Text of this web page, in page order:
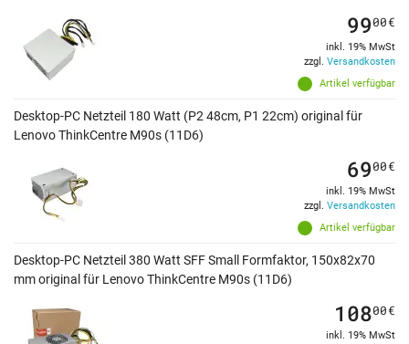
Artikel verfügbar
9900€
inkl. 19% MwSt
zzgl. Versandkosten
Desktop-PC Netzteil 180 Watt (P2 48cm, P1 22cm) original für
Lenovo ThinkCentre M90s (11D6)
Artikel verfügbar
6900€
inkl. 19% MwSt
zzgl. Versandkosten
Desktop-PC Netzteil 380 Watt SFF Small Formfaktor, 150x82x70
mm original für Lenovo ThinkCentre M90s (11D6)
10800€
inkl. 19% MwSt